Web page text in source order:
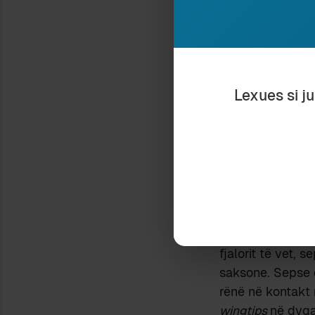
fjalor i mirë
i përkthen dot…
Pa ligësi, do të
aq popullorë;
;
krenoheshin me
fjalorit të vet,
saksone.
rënë në kontakt
wingtipsnë
Lexues si